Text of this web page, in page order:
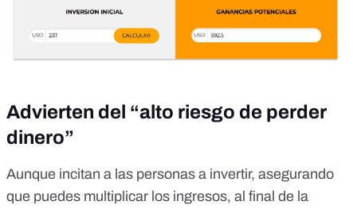
Advierten del “alto riesgo de perder
dinero”
Aunque incitan a las personas a invertir, asegurando
que puedes multiplicar los ingresos, al final de la